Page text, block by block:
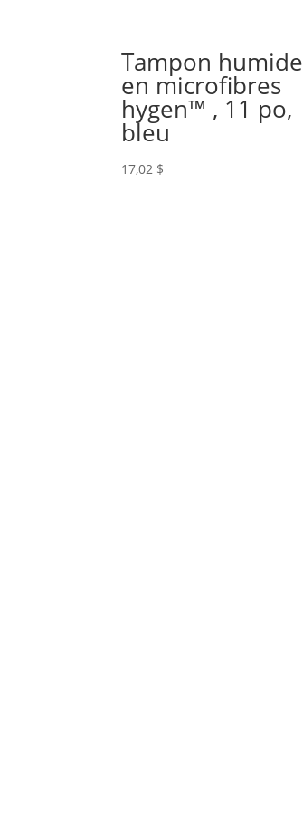
Tampon humide
en microfibres
hygen™ , 11 po,
bleu
17,02 $